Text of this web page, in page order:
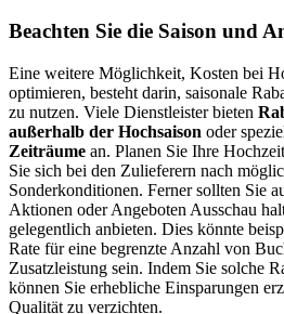
Beachten Sie die Saison und
Eine weitere Möglichkeit, Kosten bei
optimieren, besteht darin, saisonale
zu nutzen. Viele Dienstleister bieten
außerhalb der Hochsaison oder
Zeiträume an. Planen Sie Ihre
Sie sich bei den Zulieferern nach
Sonderkonditionen. Ferner sollten Sie
Aktionen oder Angeboten Ausschau
gelegentlich anbieten. Dies könnte
Rate für eine begrenzte Anzahl von
Zusatzleistung sein. Indem Sie solche
können Sie erhebliche Einsparungen
Qualität zu verzichten.